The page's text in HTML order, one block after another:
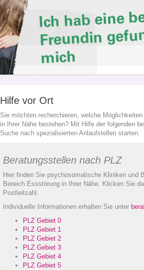
Hilfe vor Ort
Sie möchten recherchieren, welche
in Ihrer Nähe bestehen? Mit Hilfe der folgenden
Suche nach spezialisierten Anlaufstellen starten.
Beratungsstellen nach PLZ
Hier finden Sie psychosomatische Kliniken und
Bereich Essstörung in Ihrer Nähe. Klicken Sie
Postleitzahl.
Individuelle Informationen erhalten Sie unter
PLZGebiet 0
PLZGebiet 1
PLZGebiet 2
PLZGebiet 3
PLZGebiet 4
PLZGebiet 5